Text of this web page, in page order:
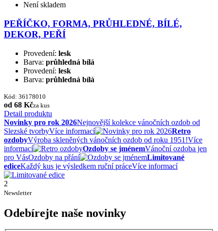
Není skladem
PEŘÍČKO, FORMA, PRŮHLEDNÉ, BÍLÉ,
DEKOR, PEŘÍ
Provedení: lesk
Barva: průhledná bílá
Provedení: lesk
Barva: průhledná bílá
Kód: 36178010
od 68 Kčza kus
Detail produktu
Novinky pro rok 2026Nejnovější kolekce vánočních ozdob od
Slezské tvorbyVíce informací
Retro
ozdobyVýroba skleněných vánočních ozdob od roku 1951!Více
informací
Ozdoby se jménemVánoční ozdoba jen
pro VásOzdoby na přání
Limitované
ediceKaždý kus je výsledkem ruční práceVíce informací
2
Newsletter
Odebírejte naše novinky